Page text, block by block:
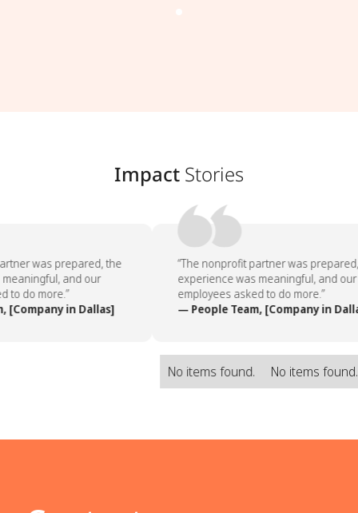
Impact Stories
was prepared, the
and our
do more.”
in Dallas]
“The nonprofit partner was prepared,
experience was meaningful, and our
employees asked to do more.”
— People Team, [Company in
No items found. No items